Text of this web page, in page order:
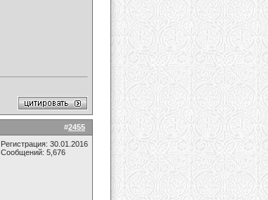
#2455
Регистрация: 30.01.2016
Сообщений: 5,676